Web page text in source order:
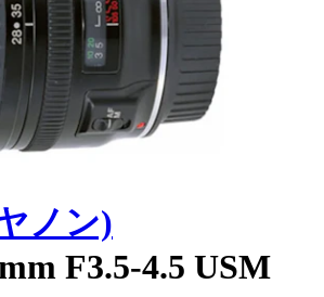
ノン)
F3.5-4.5 USM